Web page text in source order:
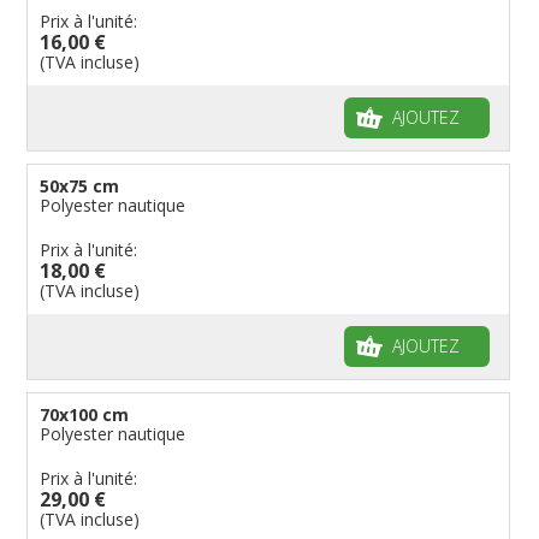
Prix à l'unité:
16,00 €
(TVA incluse)
AJOUTEZ
50x75 cm
Polyester nautique
Prix à l'unité:
18,00 €
(TVA incluse)
AJOUTEZ
70x100 cm
Polyester nautique
Prix à l'unité:
29,00 €
(TVA incluse)